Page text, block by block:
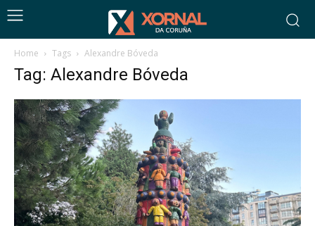
Home Tags Alexandre Bóveda
Tag: Alexandre Bóveda